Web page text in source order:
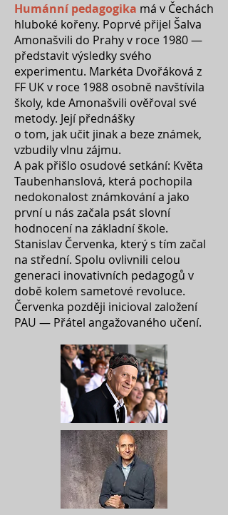
Humánní pedagogika má v Čechách
hluboké kořeny. Poprvé přijel Šalva
Amonašvili do Prahy v roce 1980 —
představit výsledky svého
experimentu. Markéta Dvořáková z
FF UK v roce 1988 osobně navštívila
školy, kde Amonašvili ověřoval své
metody. Její přednášky
o tom, jak učit jinak a beze známek,
vzbudily vlnu zájmu.
A pak přišlo osudové setkání: Květa
Taubenhanslová, která pochopila
nedokonalost známkování a jako
první u nás začala psát slovní
hodnocení na základní škole.
Stanislav Červenka, který s tím začal
na střední. Spolu ovlivnili celou
generaci inovativních pedagogů v
době kolem sametové revoluce.
Červenka později inicioval založení
PAU — Přátel angažovaného učení.